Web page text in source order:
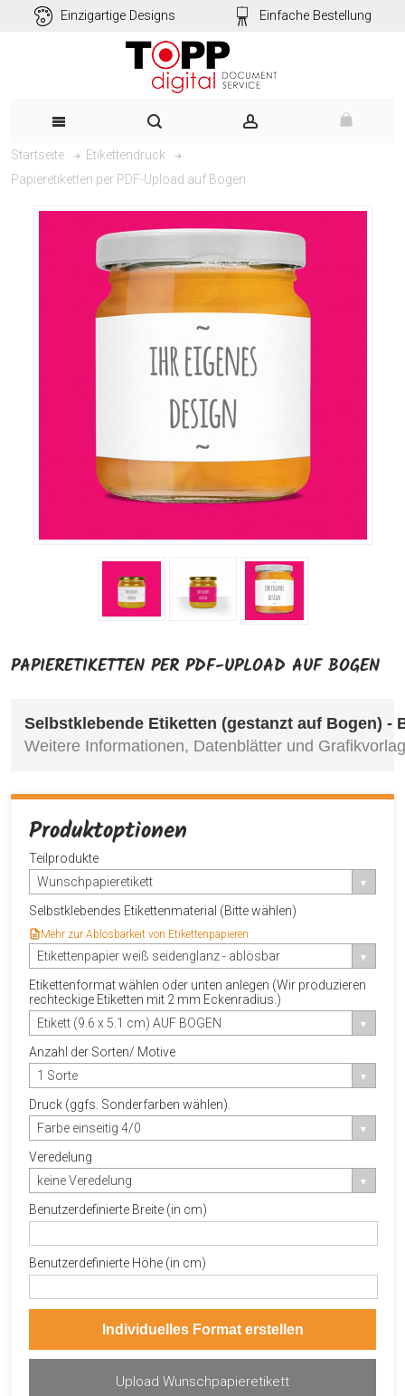
Einzigartige Designs Einfache Bestellung
Startseite
Etikettendruck
Papieretiketten per PDF-Upload auf Bogen
PAPIERETIKETTEN PER PDF-UPLOAD AUF BOGEN
Selbstklebende Etiketten (gestanzt auf Bogen) -
Weitere Informationen, Datenblätter und
Produktoptionen
Teilprodukte
Wunschpapieretikett
Selbstklebendes Etikettenmaterial (Bitte wählen)
Mehr zur Ablösbarkeit von Etikettenpapieren
Etikettenpapier weiß seidenglanz - ablösbar
Etikettenformat wählen oder unten anlegen (Wir produzieren
rechteckige Etiketten mit 2 mm Eckenradius.)
Etikett (9.6 x 5.1 cm) AUF BOGEN
Anzahl der Sorten/ Motive
1 Sorte
Druck (ggfs. Sonderfarben wählen).
Farbe einseitig 4/0
Veredelung
keine Veredelung
Benutzerdefinierte Breite (in cm)
Benutzerdefinierte Höhe (in cm)
Individuelles Format erstellen
Upload Wunschpapieretikett